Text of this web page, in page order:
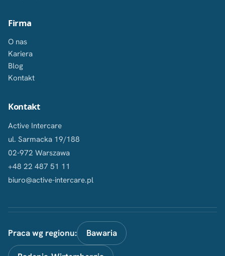
Firma
O nas
Kariera
Blog
Kontakt
Kontakt
Active Intercare
ul. Sarmacka 19/188
02-972 Warszawa
+48 22 487 51 11
biuro@active-intercare.pl
Praca wg regionu: Bawaria